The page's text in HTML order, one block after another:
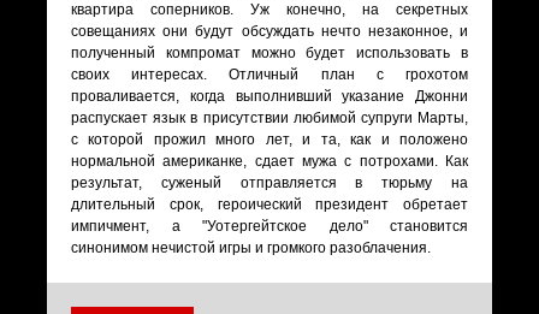
квартира соперников. Уж конечно, на секретных
совещаниях они будут обсуждать нечто незаконное, и
полученный компромат можно будет использовать в
своих интересах. Отличный план с грохотом
проваливается, когда выполнивший указание Джонни
распускает язык в присутствии любимой супруги Марты,
с которой прожил много лет, и та, как и положено
нормальной американке, сдает мужа с потрохами. Как
результат, суженый отправляется в тюрьму на
длительный срок, героический президент обретает
импичмент, а "Уотергейтское дело" становится
синонимом нечистой игры и громкого разоблачения.